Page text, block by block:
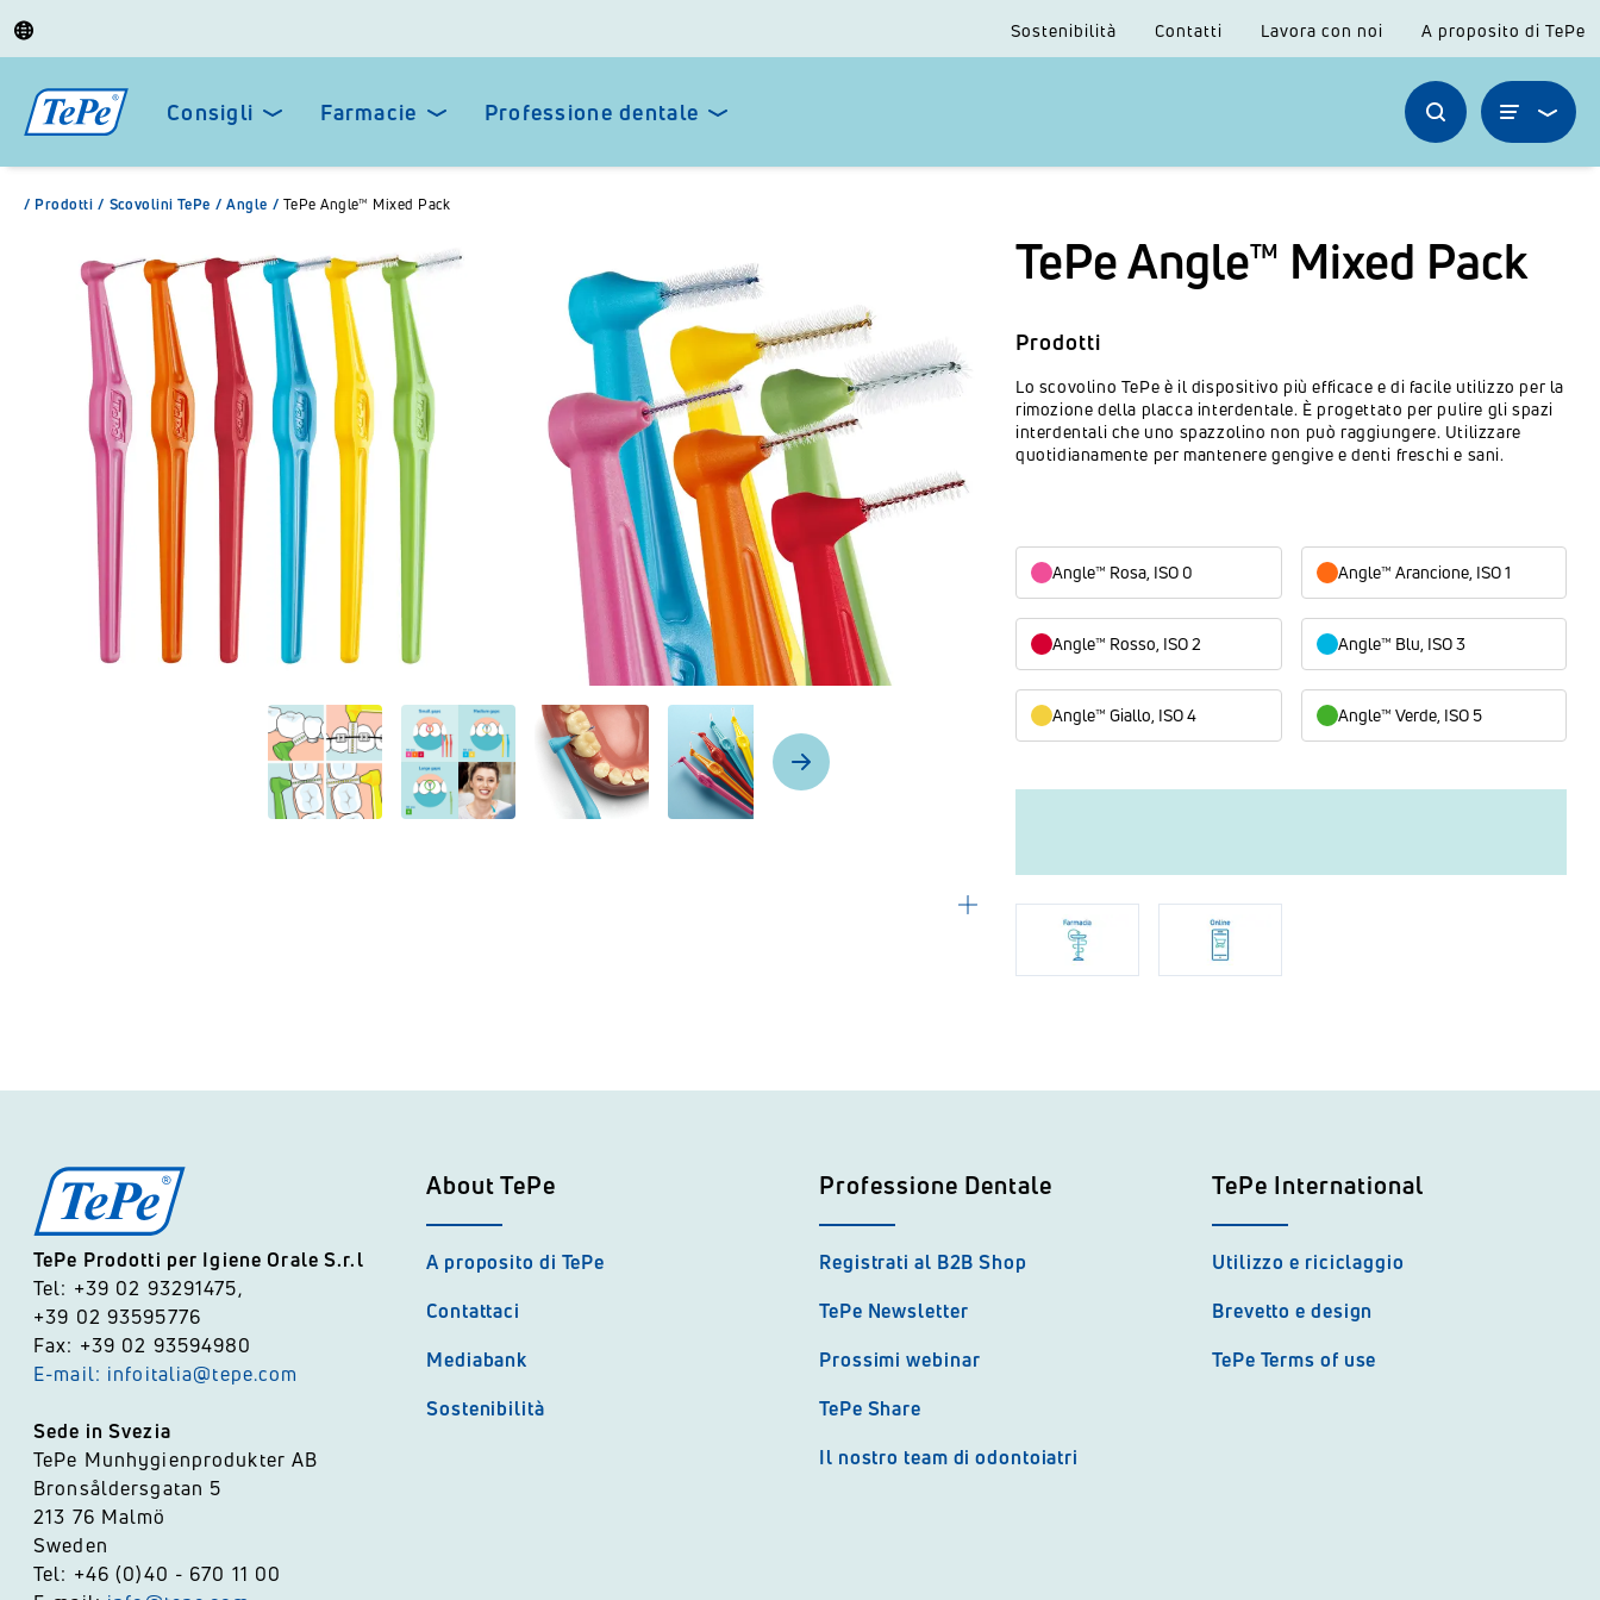
Sostenibilità Contatti Lavora con noi A proposito di TePe
Consigli Farmacie Professione dentale
/ Prodotti / Scovolini TePe / Angle / TePe Angle™ Mixed Pack
TePe Angle™ Mixed Pack
Prodotti
Lo scovolino TePe è il dispositivo più efficace e di facile utilizzo per la
rimozione della placca interdentale. È progettato per pulire gli spazi
interdentali che uno spazzolino non può raggiungere. Utilizzare
quotidianamente per mantenere gengive e denti freschi e sani.
Angle™ Rosa, ISO 0 Angle™ Arancione, ISO 1
Angle™ Rosso, ISO 2 Angle™ Blu, ISO 3
Angle™ Giallo, ISO 4 Angle™ Verde, ISO 5
TePe Prodotti per Igiene Orale S.r.l
Tel: +39 02 93291475,
+39 02 93595776
Fax: +39 02 93594980
E-mail: infoitalia@tepe.com
Sede in Svezia
TePe Munhygienprodukter AB
Bronsåldersgatan 5
213 76 Malmö
Sweden
Tel: +46 (0)40 - 670 11 00
About TePe
A proposito di TePe
Contattaci
Mediabank
Sostenibilità
Professione Dentale
Registrati al B2B Shop
TePe Newsletter
Prossimi webinar
TePe Share
Il nostro team di odontoiatri
TePe International
Utilizzo e riciclaggio
Brevetto e design
TePe Terms of use